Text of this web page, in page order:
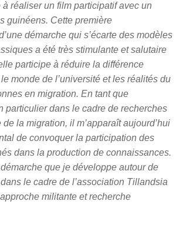
réaliser un film participatif avec un
guinéens. Cette première
démarche qui s’écarte des modèles
a été très stimulante et salutaire
participe à réduire la différence
monde de l’université et les réalités du
en migration. En tant que
particulier dans le cadre de recherches
la migration, il m’apparaît aujourd’hui
de convoquer la participation des
dans la production de connaissances.
que je développe autour de
le cadre de l’association Tillandsia
militante et recherche